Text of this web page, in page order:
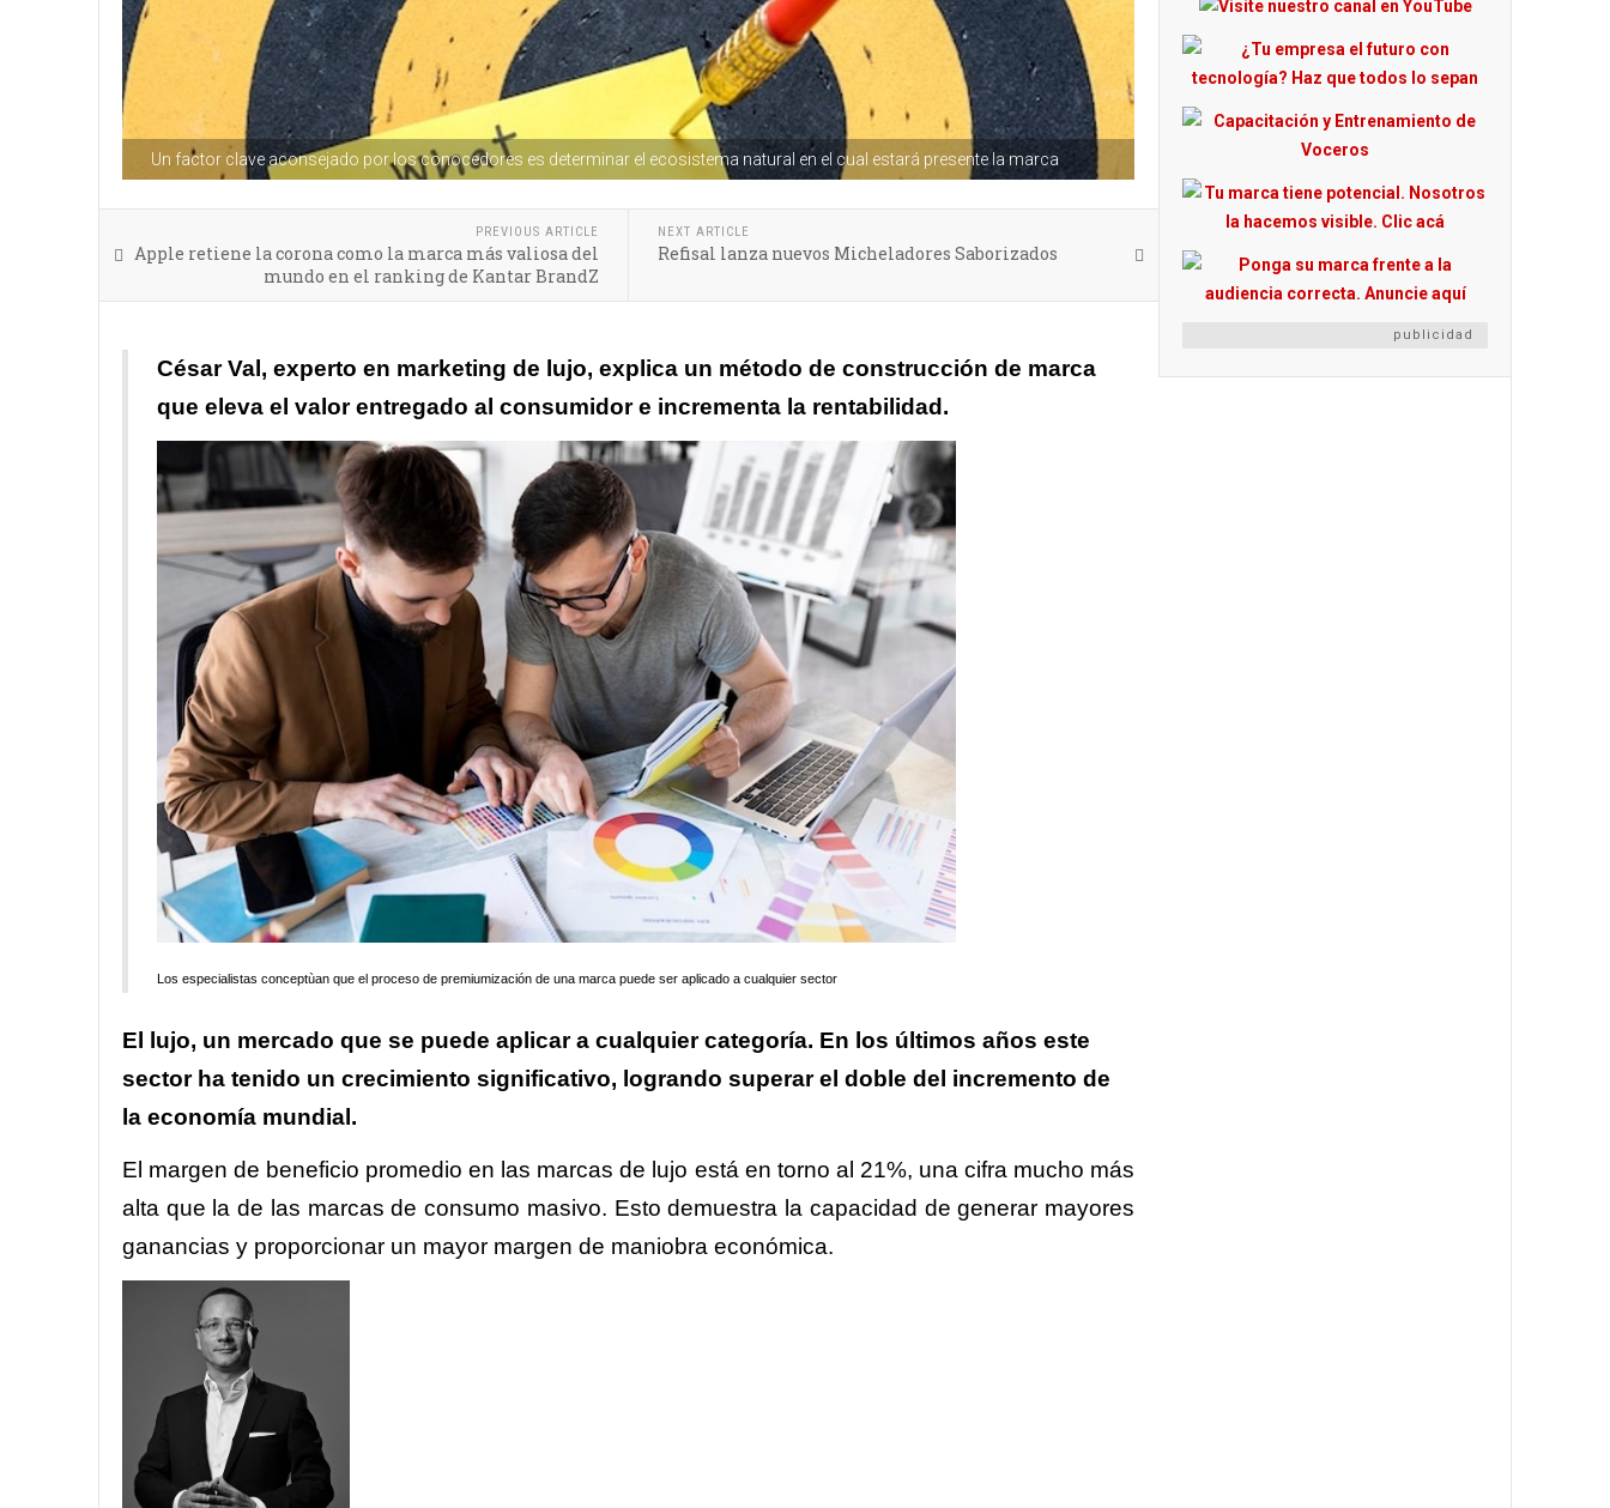
Un factor clave aconsejado por los conocedores es determinar el ecosistema natural en el cual estará presente la marca
PREVIOUS ARTICLE
Apple retiene la corona como la marca más valiosa del
mundo en el ranking de Kantar BrandZ
NEXT ARTICLE
Refisal lanza nuevos Micheladores Saborizados
César Val, experto en marketing de lujo, explica un método de construcción de marca
que eleva el valor entregado al consumidor e incrementa la rentabilidad.
Los especialistas conceptùan que el proceso de premiumización de una marca puede ser aplicado a cualquier sector
El lujo, un mercado que se puede aplicar a cualquier categoría. En los últimos años este
sector ha tenido un crecimiento significativo, logrando superar el doble del incremento de
la economía mundial.
El margen de beneficio promedio en las marcas de lujo está en torno al 21%, una cifra mucho más
alta que la de las marcas de consumo masivo. Esto demuestra la capacidad de generar mayores
ganancias y proporcionar un mayor margen de maniobra económica.
publicidad